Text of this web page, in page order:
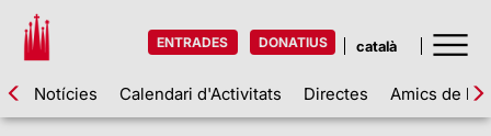
ENTRADES DONATIUS
Notícies Calendari d'Activitats Directes Amics de la